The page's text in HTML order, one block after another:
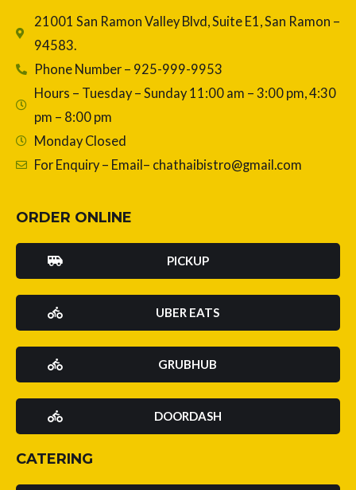
21001 San Ramon Valley Blvd, Suite E1, San Ramon –
94583.
Phone Number – 925-999-9953
Hours – Tuesday – Sunday 11:00 am – 3:00 pm, 4:30
pm – 8:00 pm
Monday Closed
For Enquiry – Email– chathaibistro@gmail.com
ORDER ONLINE
PICKUP
UBER EATS
GRUBHUB
DOORDASH
CATERING